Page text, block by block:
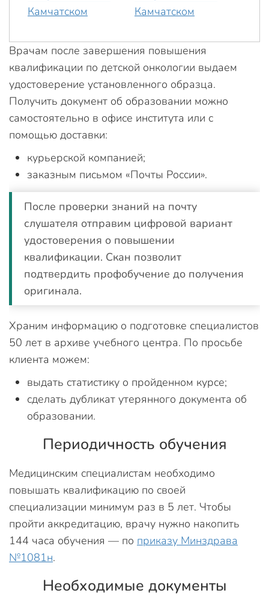
Врачам после завершения повышения
квалификации по детской онкологии выдаем
удостоверение установленного образца.
Получить документ об образовании можно
самостоятельно в офисе института или с
помощью доставки:
курьерской компанией;
заказным письмом «Почты России».
После проверки знаний на почту
слушателя отправим цифровой вариант
удостоверения о повышении
квалификации. Скан позволит
подтвердить профобучение до получения
оригинала.
Храним информацию о подготовке специалистов
50 лет в архиве учебного центра. По просьбе
клиента можем:
выдать статистику о пройденном курсе;
сделать дубликат утерянного документа об
образовании.
Периодичность обучения
Медицинским специалистам необходимо
повышать квалификацию по своей
специализации минимум раз в 5 лет. Чтобы
пройти аккредитацию, врачу нужно накопить
144 часа обучения — по приказу Минздрава
№1081н.
Необходимые документы